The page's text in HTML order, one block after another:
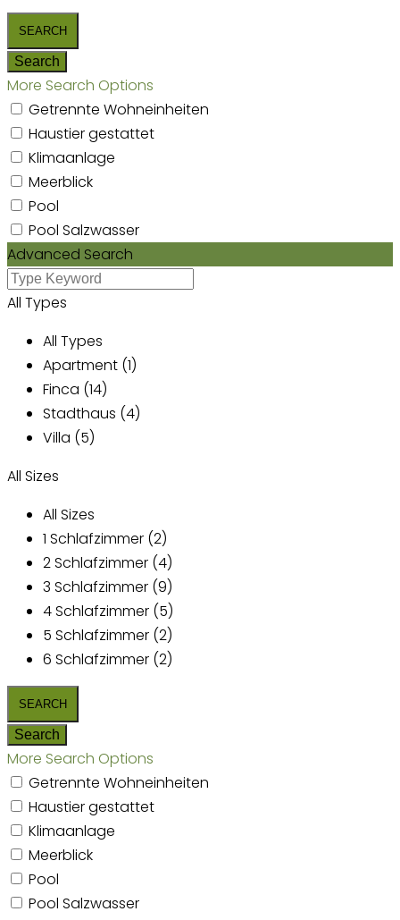
More Search Options
Getrennte Wohneinheiten
Haustier gestattet
Klimaanlage
Meerblick
Pool
Pool Salzwasser
Advanced Search
All Types
All Types
Apartment (1)
Finca (14)
Stadthaus (4)
Villa (5)
All Sizes
All Sizes
1 Schlafzimmer (2)
2 Schlafzimmer (4)
3 Schlafzimmer (9)
4 Schlafzimmer (5)
5 Schlafzimmer (2)
6 Schlafzimmer (2)
More Search Options
Getrennte Wohneinheiten
Haustier gestattet
Klimaanlage
Meerblick
Pool
Pool Salzwasser